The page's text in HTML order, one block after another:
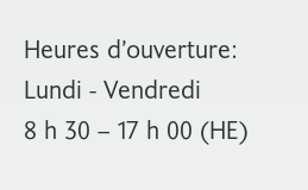
Heures d’ouverture:
Lundi - Vendredi
8 h 30 – 17 h 00 (HE)